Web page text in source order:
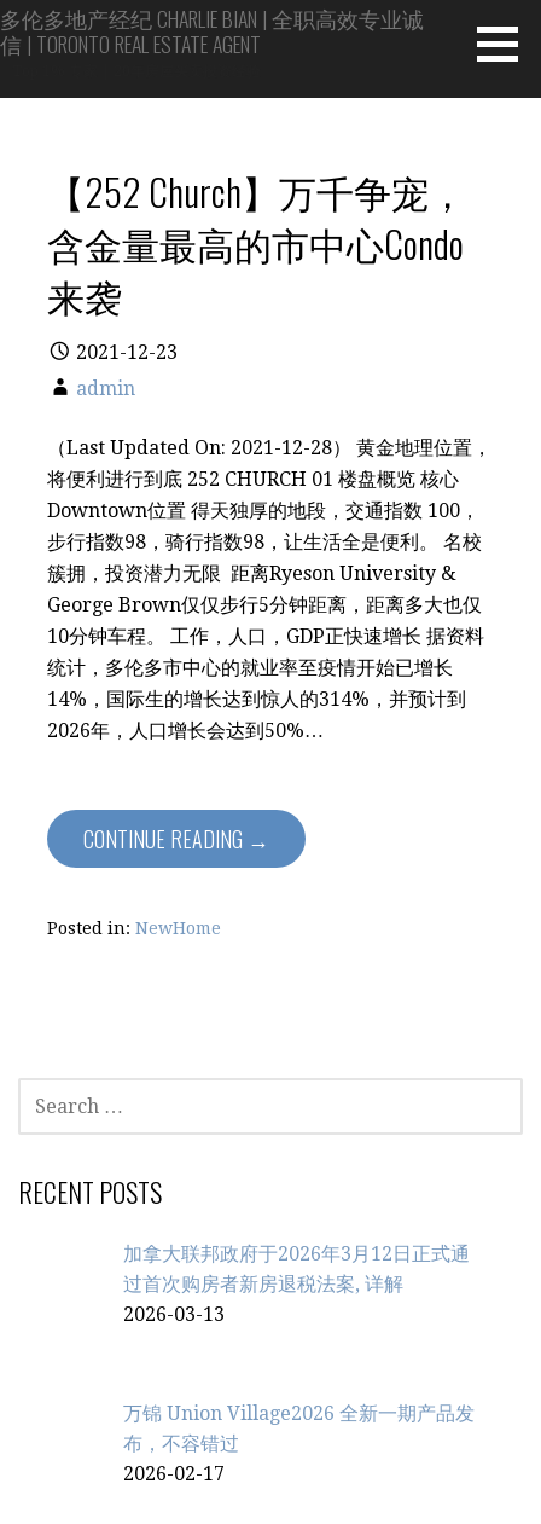
Skip
to
多伦多地产经纪 CHARLIE BIAN | 全职高效专业诚
信 | TORONTO REAL ESTATE AGENT
【252 Church】万千争宠，
含金量最高的市中心Condo
来袭
2021-12-23
admin
（Last Updated On: 2021-12-28） 黄金地理位置，
将便利进行到底 252 CHURCH 01 楼盘概览 核心
Downtown位置 得天独厚的地段，交通指数 100，
步行指数98，骑行指数98，让生活全是便利。 名校
簇拥，投资潜力无限 距离Ryeson University &
George Brown仅仅步行5分钟距离，距离多大也仅
10分钟车程。 工作，人口，GDP正快速增长 据资料
统计，多伦多市中心的就业率至疫情开始已增长
14%，国际生的增长达到惊人的314%，并预计到
2026年，人口增长会达到50%…
CONTINUE READING →
Posted in: NewHome
FOR:
RECENT POSTS
加拿大联邦政府于2026年3月12日正式通
过首次购房者新房退税法案, 详解
2026-03-13
万锦 Union Village2026 全新一期产品发
布，不容错过
2026-02-17